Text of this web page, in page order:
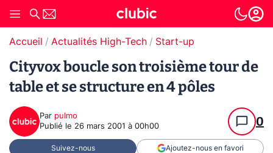
Accueil Actualités High-Tech Start-up
Cityvox boucle son troisième tour de
table et se structure en 4 pôles
Par pulmo
Publié le 26 mars 2001 à 00h00 0
Suivez-nous Ajoutez-nous en favori